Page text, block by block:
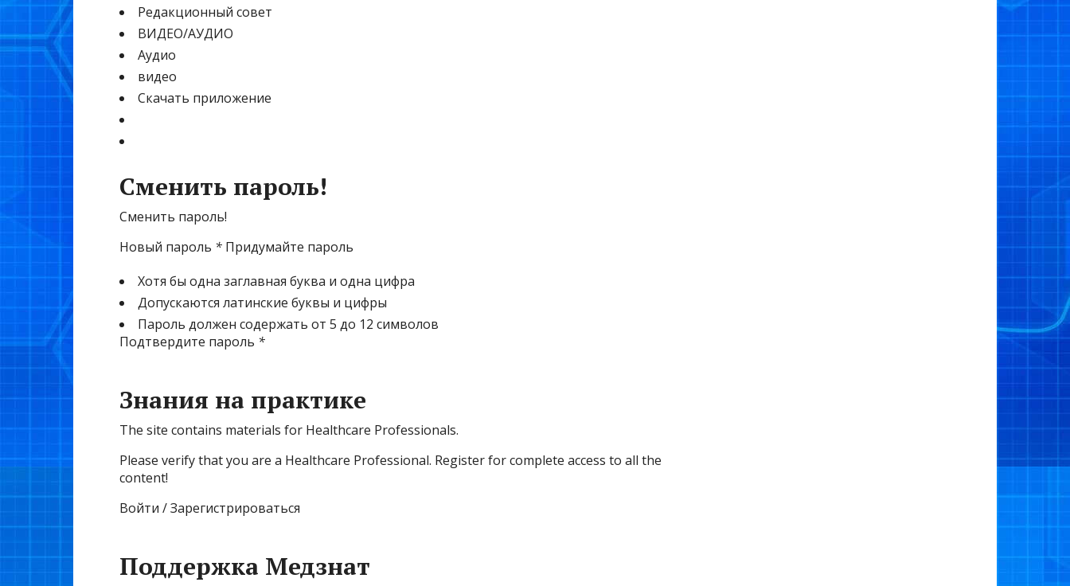
Редакционный совет
ВИДЕО/АУДИО
Аудио
видео
Скачать приложение
Сменить пароль!
Сменить пароль!
Новый пароль * Придумайте пароль
Хотя бы одна заглавная буква и одна цифра
Допускаются латинские буквы и цифры
Пароль должен содержать от 5 до 12 символов
Подтвердите пароль *
Знания на практике
The site contains materials for Healthcare Professionals.
Please verify that you are a Healthcare Professional. Register for complete access to all the
content!
Войти / Зарегистрироваться
Поддержка Медзнат